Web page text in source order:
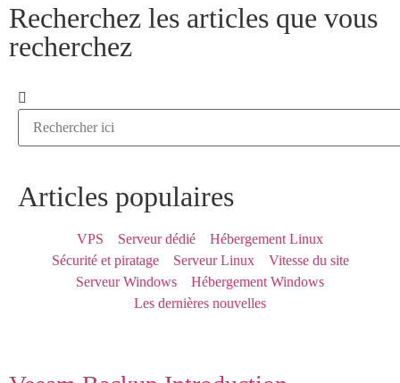
Recherchez les articles que vous
recherchez
Articles populaires
VPS Serveur dédié
Hébergement Linux
Sécurité et piratage
Serveur Linux
Vitesse du site
Serveur Windows
Hébergement Windows
Les dernières nouvelles